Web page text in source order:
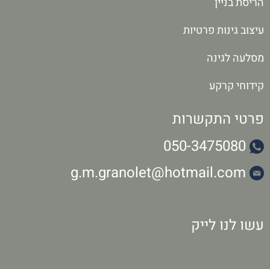
עיצוב גינות פרטיות
מסלעה לגינה
קידוחי קרקע
פרטי התקשרות
050-3475080
g.m.granolet@hotmail.com
עשו לנו לייק